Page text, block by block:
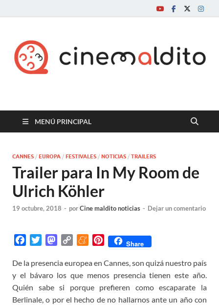
Cine maldito
MENÚ PRINCIPAL
CANNES / EUROPA / FESTIVALES / NOTICIAS / TRAILERS
Trailer para In My Room de
Ulrich Köhler
19 octubre, 2018 - porCine maldito noticias - Dejar un comentario
c
b
o
i
t
t
e
M
s
t
o
d
p
y
L
i
M
n
e
a
m
P
n
t
e
r
Share
De la presencia europea en Cannes, son quizá nuestro país
y el bávaro los que menos presencia tienen este año.
Quién sabe si porque prefieren como escaparate la
Berlinale, o por el hecho de no hallarnos ante un año con